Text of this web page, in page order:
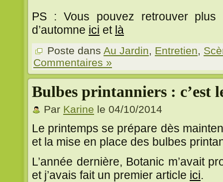
PS : Vous pouvez retrouver
d’automne ici et là
Poste dans Au Jardin, Entretien,
Commentaires »
Bulbes printanniers : c’est
Par Karine le 04/10/2014
Le printemps se prépare dès
et la mise en place des bulbes
L’année dernière, Botanic m’avait
et j’avais fait un premier article ici.